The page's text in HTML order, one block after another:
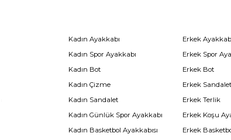
Kadın Ayakkabı
Kadın Spor Ayakkabı
Kadın Bot
Kadın Çizme
Kadın Sandalet
Kadın Günlük Spor Ayakkabı
Kadın Basketbol Ayakkabısı
Erkek
Erkek Spor
Erkek Bot
Erkek Sandalet
Erkek Terlik
Erkek Koşu
Erkek